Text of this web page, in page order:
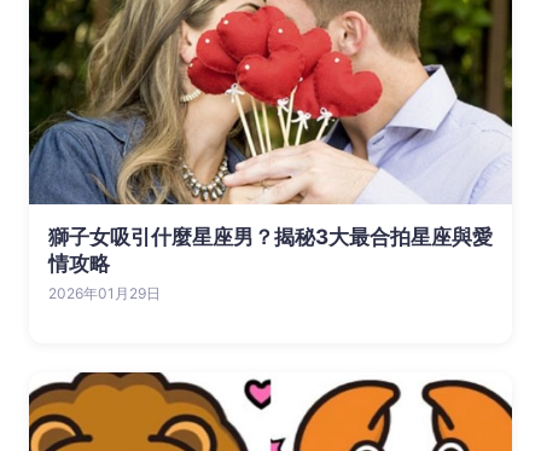
獅子女吸引什麼星座男？揭秘3大最合拍星座與愛
情攻略
2026年01月29日